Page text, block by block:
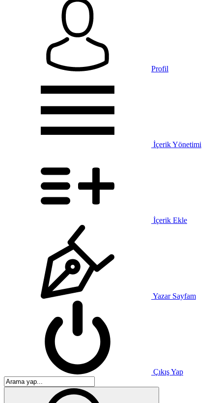
Profil
İçerik Yönetimi
İçerik Ekle
Yazar Sayfam
Çıkış Yap